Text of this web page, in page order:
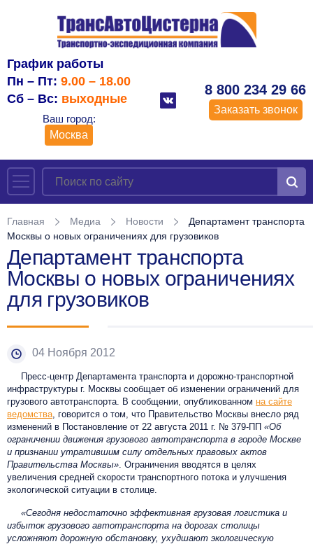
График работы
Пн – Пт: 9.00 – 18.00
Сб – Вс: выходные
Ваш город:
Москва
8 800 234 29 66
Заказать звонок
Главная Медиа Новости
Департамент транспорта
Москвы о новых ограничениях для грузовиков
Департамент транспорта
Москвы о новых ограничениях
для грузовиков
04 Ноября 2012
Пресс-центр Департамента транспорта и дорожно-транспортной
инфраструктуры г. Москвы сообщает об изменении ограничений для
грузового автотранспорта. В сообщении, опубликованном на сайте
ведомства , говорится о том, что Правительство Москвы внесло ряд
изменений в Постановление от 22 августа 2011 г. № 379-ПП «Об
ограничении движения грузового автотранспорта в городе Москве
и признании утратившим силу отдельных правовых актов
Правительства Москвы» . Ограничения вводятся в целях
увеличения средней скорости транспортного потока и улучшения
экологической ситуации в столице.
«Сегодня недостаточно эффективная грузовая логистика и
избыток грузового автотранспорта на дорогах столицы
усложняют дорожную обстановку, ухудшают экологическую